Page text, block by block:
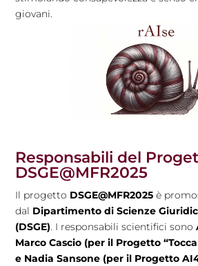
giovani.
Responsabili del
DSGE@MFR2025
Il progetto DSGE@MFR2025 è
dal Dipartimento di Scienze
(DSGE). I responsabili scientifici sono
Marco Cascio (per il Progetto
e Nadia Sansone (per il Progetto